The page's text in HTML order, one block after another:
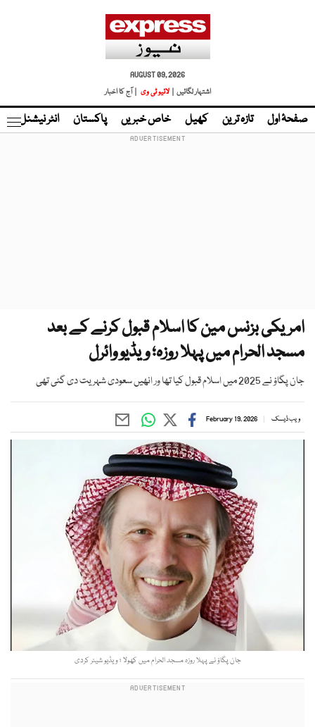
AUGUST 09, 2026
اشتہار لگائیں |
لائیو ٹی وی | آج کا اخبار
صفحۂ اول تازہ ترین کھیل خاص خبریں پاکستان انٹر نیشنل
امریکی بزنس مین کا اسلام قبول کرنے کے بعد
مسجد الحرام میں پہلا روزہ؛ ویڈیو وائرل
جان پگاؤ نے 2025 میں اسلام قبول کیا تھا ور انھیں سعودی شہریت دی گئی تھی
ویب ڈیسک February 19, 2026
جان پگاؤ نے پہلا روزہ مسجد الحرام میں کھولا ؛ ویڈیو شیئر کردی